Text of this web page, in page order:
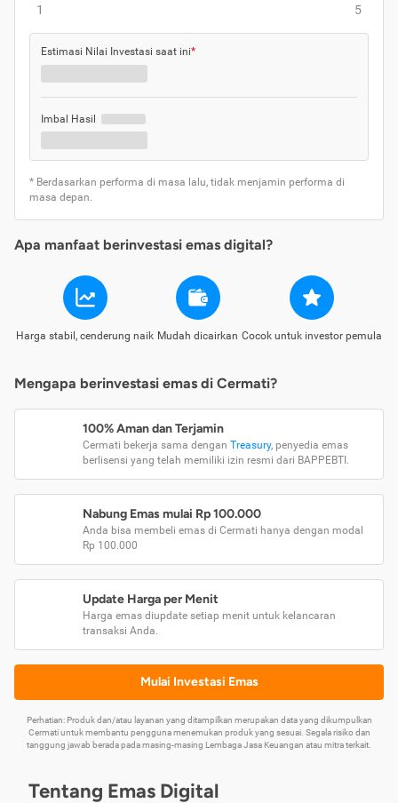
1 5
Estimasi Nilai Investasi saat ini*
Imbal Hasil
* Berdasarkan performa di masa lalu, tidak menjamin performa di
masa depan.
Apa manfaat berinvestasi emas digital?
Harga stabil, cenderung naik Mudah dicairkan Cocok untuk investor pemula
Mengapa berinvestasi emas di Cermati?
100% Aman dan Terjamin
Cermati bekerja sama dengan Treasury, penyedia emas
berlisensi yang telah memiliki izin resmi dari BAPPEBTI.
Nabung Emas mulai Rp 100.000
Anda bisa membeli emas di Cermati hanya dengan modal
Rp 100.000
Update Harga per Menit
Harga emas diupdate setiap menit untuk kelancaran
transaksi Anda.
Mulai Investasi Emas
Perhatian: Produk dan/atau layanan yang ditampilkan merupakan data yang dikumpulkan
Cermati untuk membantu pengguna menemukan produk yang sesuai. Segala risiko dan
tanggung jawab berada pada masing-masing Lembaga Jasa Keuangan atau mitra terkait.
Tentang Emas Digital